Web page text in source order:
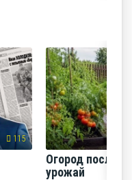
115
Огород после
урожай